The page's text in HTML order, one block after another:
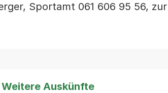
Sportamt 061 606 95 56,
Weitere Auskünfte